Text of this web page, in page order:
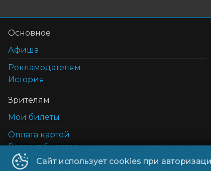
Сайт использует cookies при
Основное
Афиша
Рекламодателям
История
Зрителям
Мои билеты
Оплата картой
Возврат билетов
Cертификаты